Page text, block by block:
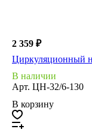
2 359 ₽
Циркуляционный
В наличии
Арт. ЦН-32/6-130
В корзину